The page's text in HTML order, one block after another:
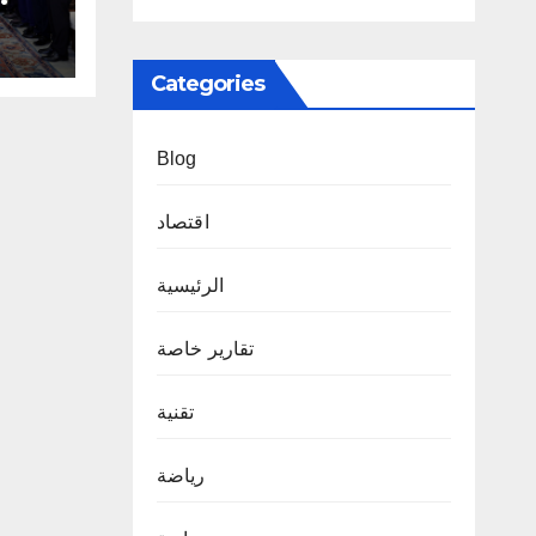
Categories
Blog
اقتصاد
الرئيسية
تقارير خاصة
تقنية
رياضة